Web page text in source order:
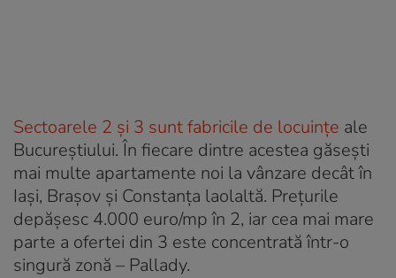
Sectoarele 2 și 3 sunt fabricile de locuințe ale
Bucureștiului. În fiecare dintre acestea găsești
mai multe apartamente noi la vânzare decât în
Iași, Brașov și Constanța laolaltă. Prețurile
depășesc 4.000 euro/mp în 2, iar cea mai mare
parte a ofertei din 3 este concentrată într-o
singură zonă – Pallady.